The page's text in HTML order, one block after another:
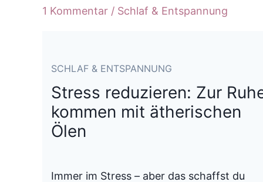
1 Kommentar / Schlaf & Entspannung
SCHLAF & ENTSPANNUNG
Stress reduzieren: Zur
kommen mit ätherischen
Ölen
Immer im Stress – aber das schaffst du